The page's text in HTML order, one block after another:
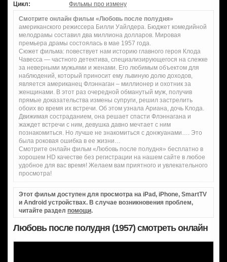
Цикл:
Фильмы про измену
Смотрите онлайн фильм «Любовь после полудня»
американского режиссера Билли Уайлдера. Бюджет комедийной
мелодрамы составил два миллиона долларов. Мировая
премьера драмы состоялась в мае 1957 года.
Сюжет фильма: повествует нам историю главного героя Клода
Чавесса — частного детектива, специализирующегося на слежке
за неверными мужьями и женами. Его любимым объектом для
наблюдений, который приносит ему львиную долю доходов,
является американец Флэннаган – миллионер и охотник за
женщинами. В этот раз очередной обманутый муж, получив
прямые доказательства измены супруги, решил застрелить
обоих во время их встречи. Об этом узнала Ариана, дочь Клода.
Движимая состраданием, она решает спасти Флэннагана и
жаждет встречи с ним, девушка давно мечтает с ним
познакомиться. Но лучше не знакомиться с донжуанами…. Это
была роковая ошибка в ее жизни…
Смотрите онлайн фильм «Любовь после полудня» бесплатно в
хорошем HD качестве без регистрации на нашем сайте в любое
удобное для вас время! Желаем вам приятного и увлекательного
просмотра!
Этот фильм доступен для просмотра на iPad, iPhone, SmartTV
и Android устройствах. В случае возникновения проблем,
читайте раздел помощи.
Любовь после полудня (1957) смотреть онлайн